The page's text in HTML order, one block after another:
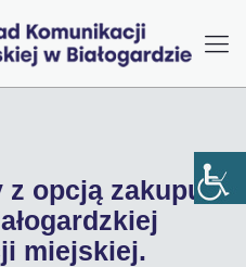
z opcją zakupu
miejskiej.